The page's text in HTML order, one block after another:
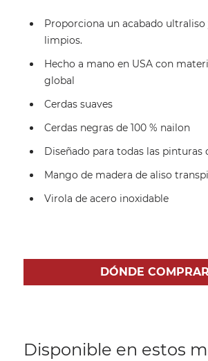
Proporciona un acabado ultraliso
limpios.
Hecho a mano en USA con
global
Cerdas suaves
Cerdas negras de 100 % nailon
Diseñado para todas las pinturas
Mango de madera de aliso
Virola de acero inoxidable
DÓNDE COMPRAR
Disponible en estos